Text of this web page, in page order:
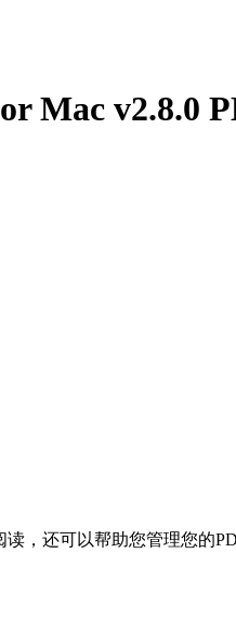
Mac v2.8.0
，还可以帮助您管理您的